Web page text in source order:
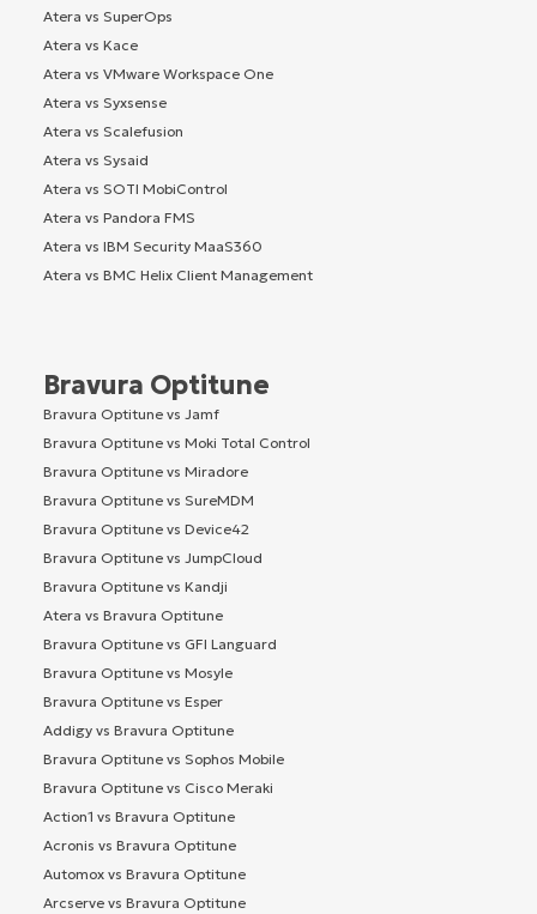
Atera vs SuperOps
Atera vs Kace
Atera vs VMware Workspace One
Atera vs Syxsense
Atera vs Scalefusion
Atera vs Sysaid
Atera vs SOTI MobiControl
Atera vs Pandora FMS
Atera vs IBM Security MaaS360
Atera vs BMC Helix Client Management
Bravura Optitune
Bravura Optitune vs Jamf
Bravura Optitune vs Moki Total Control
Bravura Optitune vs Miradore
Bravura Optitune vs SureMDM
Bravura Optitune vs Device42
Bravura Optitune vs JumpCloud
Bravura Optitune vs Kandji
Atera vs Bravura Optitune
Bravura Optitune vs GFI Languard
Bravura Optitune vs Mosyle
Bravura Optitune vs Esper
Addigy vs Bravura Optitune
Bravura Optitune vs Sophos Mobile
Bravura Optitune vs Cisco Meraki
Action1 vs Bravura Optitune
Acronis vs Bravura Optitune
Automox vs Bravura Optitune
Arcserve vs Bravura Optitune